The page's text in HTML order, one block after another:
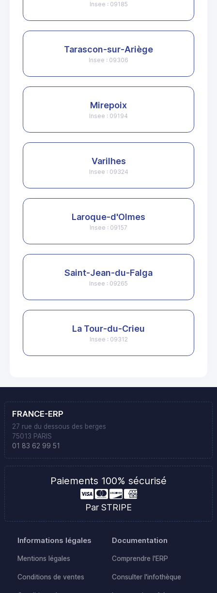
Insee : 09185
Tarascon-sur-Ariège
Insee : 09306
Mirepoix
Insee : 09194
Varilhes
Insee : 09324
Laroque-d'Olmes
Insee : 09157
Saint-Jean-du-Falga
Insee : 09265
La Tour-du-Crieu
Insee : 09312
FRANCE-ERP
27 rue du dessous des berges
75013 PARIS
01 83 62 99 51
Paiements 100% sécurisé
Par STRIPE
Informations légales
Mentions légales
Conditions de ventes
Documentation
Comprendre l'ERP
Consulter l'infothèque